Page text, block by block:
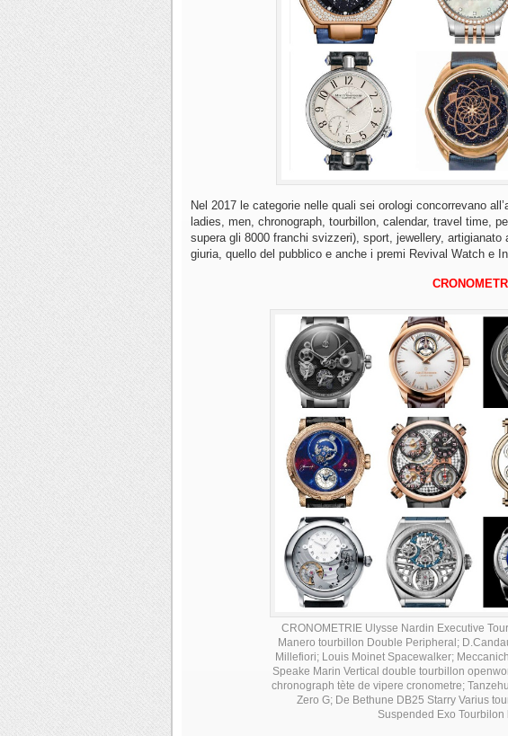
Nel 2017 le categorie nelle quali sei orologi concorrevano
ladies, men, chronograph, tourbillon, calendar, travel time,
supera gli 8000 franchi svizzeri), sport, jewellery,
giuria, quello del pubblico e anche i premi Revival Watch e
CRONOMETRIE Ulysse Nardin Executive
Manero tourbillon Double Peripheral;
Millefiori; Louis Moinet Spacewalker;
Speake Marin Vertical double tourbillon
chronograph tète de vipere cronometre;
Zero G; De Bethune DB25 Starry Varius
Suspended Exo Tourbilon